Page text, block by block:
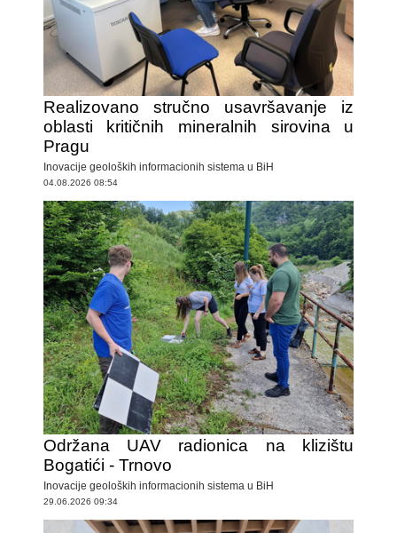
Realizovano stručno usavršavanje iz
oblasti kritičnih mineralnih sirovina u
Pragu
Inovacije geoloških informacionih sistema u BiH
04.08.2026 08:54
Održana UAV radionica na klizištu
Bogatići - Trnovo
Inovacije geoloških informacionih sistema u BiH
29.06.2026 09:34